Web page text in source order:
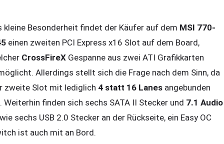
kleine Besonderheit findet der Käufer auf dem MSI 770-
einen zweiten PCI Express x16 Slot auf dem Board,
CrossFireX Gespanne aus zwei ATI Grafikkarten
Allerdings stellt sich die Frage nach dem Sinn, da
zweite Slot mit lediglich 4 statt 16 Lanes angebunden
Weiterhin finden sich sechs SATA II Stecker und 7.1 Audio
sechs USB 2.0 Stecker an der Rückseite, ein Easy OC
ist auch mit an Bord.